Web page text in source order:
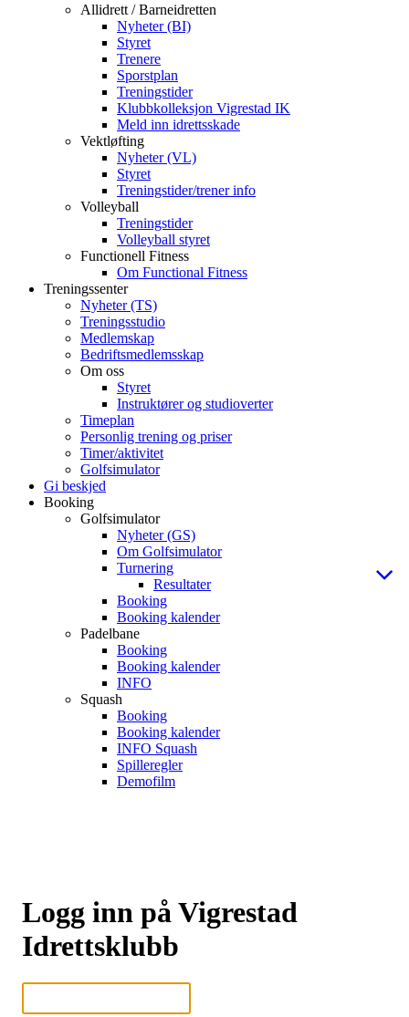
Allidrett / Barneidretten
Nyheter (BI)
Styret
Trenere
Sporstplan
Treningstider
Klubbkolleksjon Vigrestad IK
Meld inn idrettsskade
Vektløfting
Nyheter (VL)
Styret
Treningstider/trener info
Volleyball
Treningstider
Volleyball styret
Functionell Fitness
Om Functional Fitness
Treningssenter
Nyheter (TS)
Treningsstudio
Medlemskap
Bedriftsmedlemsskap
Om oss
Styret
Instruktører og studioverter
Timeplan
Personlig trening og priser
Timer/aktivitet
Golfsimulator
Gi beskjed
Booking
Golfsimulator
Nyheter (GS)
Om Golfsimulator
Turnering
Resultater
Booking
Booking kalender
Padelbane
Booking
Booking kalender
INFO
Squash
Booking
Booking kalender
INFO Squash
Spilleregler
Demofilm
Logg inn på Vigrestad
Idrettsklubb